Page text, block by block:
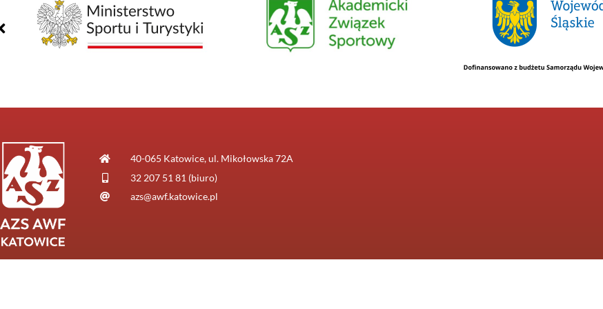
40-065 Katowice, ul. Mikołowska 72A
32 207 51 81 (biuro)
azs@awf.katowice.pl